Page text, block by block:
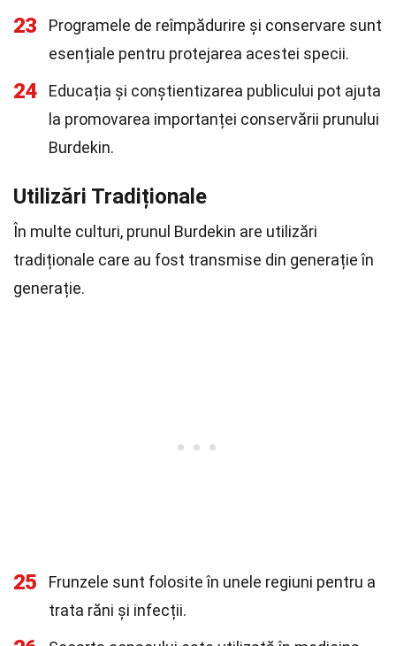
23
Programele de reîmpădurire și conservare sunt
esențiale pentru protejarea acestei specii.
24
Educația și conștientizarea publicului pot ajuta
la promovarea importanței conservării prunului
Burdekin.
Utilizări Tradiționale
În multe culturi, prunul Burdekin are utilizări
tradiționale care au fost transmise din generație în
generație.
25
Frunzele sunt folosite în unele regiuni pentru a
trata răni și infecții.